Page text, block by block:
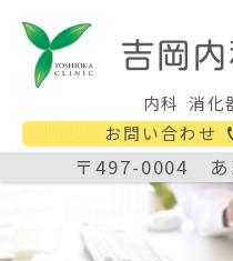
内科 消化
お問い合わせ
〒497-0004 あ